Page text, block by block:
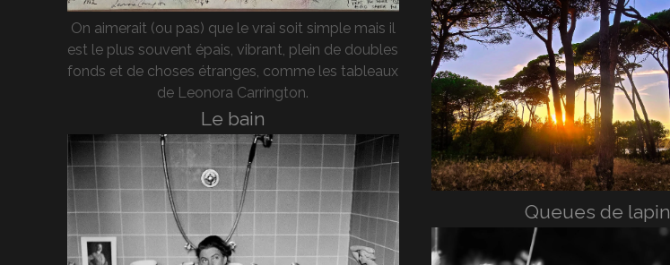
On aimerait (ou pas) que le vrai soit simple mais il
est le plus souvent épais, vibrant, plein de doubles
fonds et de choses étranges, comme les tableaux
de Leonora Carrington.
Le bain
Queues de lapin